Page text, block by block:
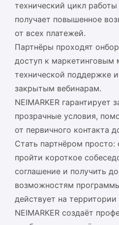
технический цикл
получает повышенное
от всех платежей.
Партнёры проходят
доступ к маркетинговым
технической поддержке
закрытым вебинарам.
NEIMARKER гарантирует
прозрачные условия,
от первичного контакта
Стать партнёром просто:
пройти короткое
соглашение и получить
возможностям
действует на
NEIMARKER создаёт